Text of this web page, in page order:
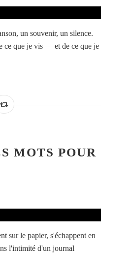
un souvenir, un silence.
ce que je vis — et de ce que je
MOTS POUR
sur le papier, s'échappent en
l'intimité d'un journal